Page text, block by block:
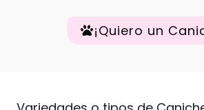
¡Quiero un